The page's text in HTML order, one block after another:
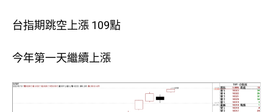
台指期跳空上漲 109點
今年第一天繼續上漲